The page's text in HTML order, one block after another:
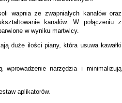
wapnia ze zwapniałych kanałów oraz
kanałów. W połączeniu z
w wyniku martwicy.
duże ilości piany, która usuwa kawałki
wprowadzenie narzędzia i minimalizują
aplikatorów.